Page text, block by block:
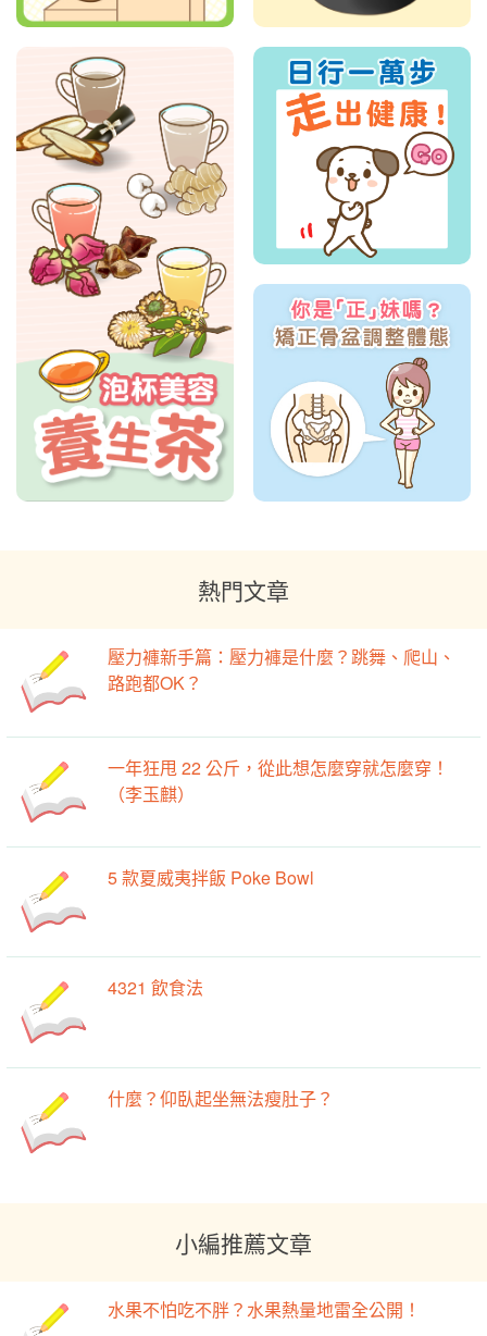
熱門文章
壓力褲新手篇：壓力褲是什麼？跳舞、爬山、
路跑都OK？
一年狂甩 22 公斤，從此想怎麼穿就怎麼穿！
（李玉麒）
5 款夏威夷拌飯 Poke Bowl
4321 飲食法
什麼？仰臥起坐無法瘦肚子？
小編推薦文章
水果不怕吃不胖？水果熱量地雷全公開！